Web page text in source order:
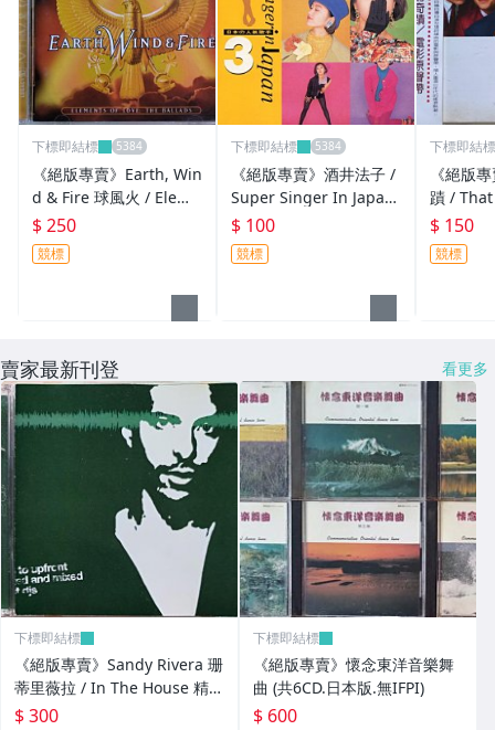
下標即結標
《絕版專賣》Earth, Win
d & Fire 球風火 / Eleme
nts of Love 抒情精選
$ 250
競標
下標即結標
《絕版專賣》酒井法子 /
Super Singer In Japan
3 (日本版.無IFPI)
$ 100
競標
下標即結標
《絕版
蹟 /
電影原
$ 150
競標
賣家最新刊登 看更多
下標即結標
《絕版專賣》Sandy Rivera 珊
蒂里薇拉 / In The House 精選
輯 (2CD.美版)
$ 300
下標即結標
《絕版專賣》懷念東洋音樂舞
曲 (共6CD.日本版.無IFPI)
$ 600